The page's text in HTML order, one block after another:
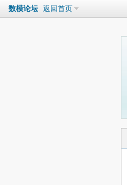
数模论坛 返回首页